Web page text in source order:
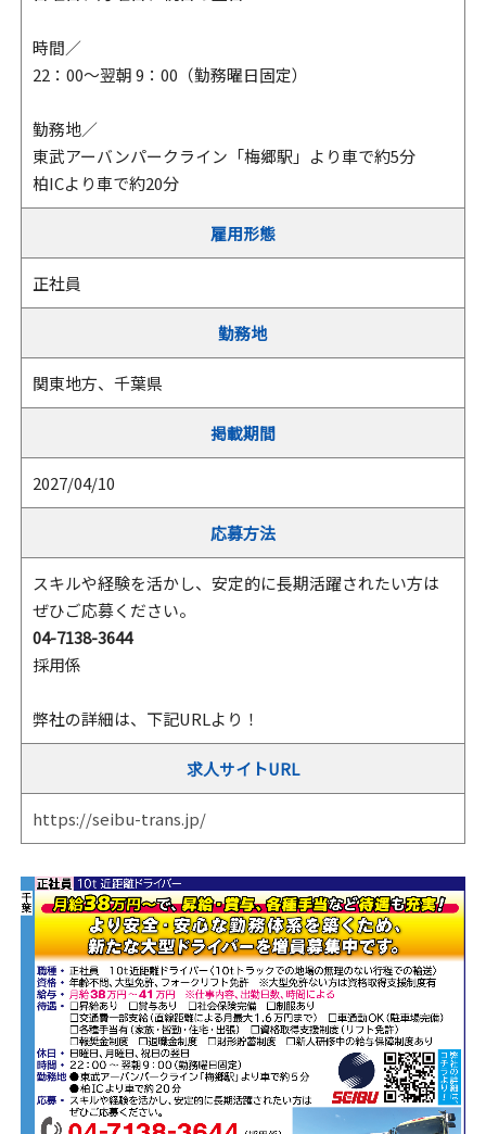
時間／
22：00～翌朝 9：00（勤務曜日固定）
勤務地／
東武アーバンパークライン「梅郷駅」より車で約5分
柏ICより車で約20分
雇用形態
正社員
勤務地
関東地方、千葉県
掲載期間
2027/04/10
応募方法
スキルや経験を活かし、安定的に長期活躍されたい方は
ぜひご応募ください。
04-7138-3644
採用係
弊社の詳細は、下記URLより！
求人サイトURL
https://seibu-trans.jp/